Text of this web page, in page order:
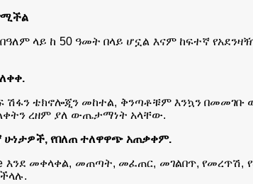
ላይ ከ 50 ዓመት በላይ ሆኗል እናም ከፍተኛ
ሽፋን ቴክኖሎጂን መከተል, ቅንጣቶቹም እንኳን በመመገቡ
ረዘም ያለ ውጤታማነት አላቸው.
ሁነታዎች, የበለጠ ተለዋዋጭ አጠቃቀም.
እንደ መቀላቀል, መጠጣት, መፈጠር, መገልበጥ,